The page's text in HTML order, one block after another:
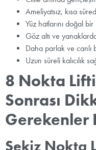
Ameliyatsız, kısa
Yüz hatlarını doğal
Göz altı ve
Daha parlak ve canlı
Uzun süreli kalıcılık
8 Nokta
Sonrası
Gerekenler
Sekiz Nokta